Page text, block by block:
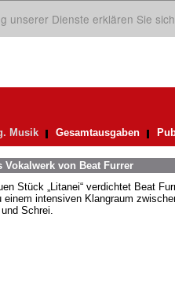
Dienste erklären Sie
Musik Gesamtausgaben
von Beat Furrer
Stück „Litanei“ verdichtet Beat
einem intensiven Klangraum
Schrei.